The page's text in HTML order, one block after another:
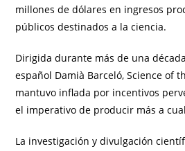
millones de dólares en ingresos
públicos destinados a la ciencia.
Dirigida durante más de una
español Damià Barceló, Science of
mantuvo inflada por incentivos
el imperativo de producir más a
La investigación y divulgación